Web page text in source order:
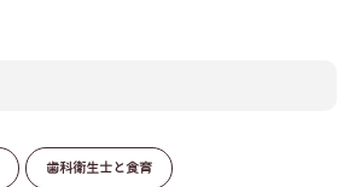
歯科衛生士と食育